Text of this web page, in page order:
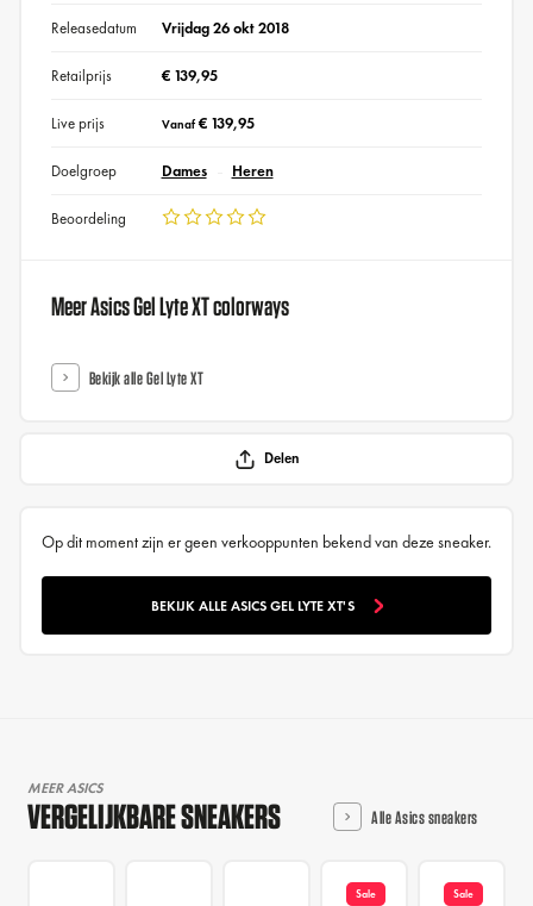
Releasedatum Vrijdag 26 okt 2018
Retailprijs € 139,95
Live prijs Vanaf€ 139,95
Doelgroep Dames Heren
Beoordeling
Meer Asics Gel Lyte XT colorways
Bekijk alle Gel Lyte XT
Delen
Op dit moment zijn er geen verkooppunten bekend van deze sneaker.
BEKIJK ALLE ASICS GEL LYTE XT'S
MEER ASICS
VERGELIJKBARE SNEAKERS Alle Asics sneakers
Sale Sale